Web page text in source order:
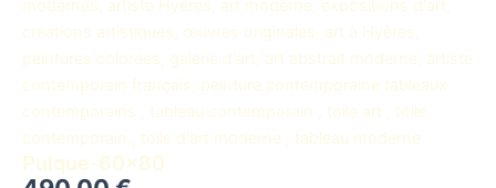
Pulque-60×80